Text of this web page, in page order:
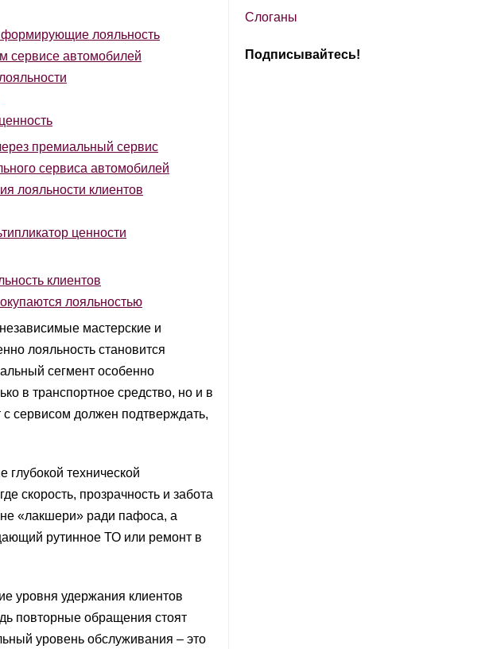
лояльность
сервисе автомобилей
премиальный сервис
сервиса автомобилей
лояльности клиентов
ценности
клиентов
лояльностью
мастерские и
лояльность становится
сегмент особенно
в транспортное средство, но и в
сервисом должен подтверждать,
технической
скорость, прозрачность и забота
«лакшери» ради пафоса, а
рутинное ТО или ремонт в
уровня удержания клиентов
повторные обращения стоят
уровень обслуживания – это
Слоганы
Подписывайтесь!